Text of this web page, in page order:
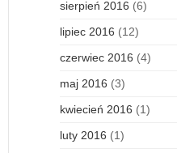
sierpień 2016 (6)
lipiec 2016 (12)
czerwiec 2016 (4)
maj 2016 (3)
kwiecień 2016 (1)
luty 2016 (1)